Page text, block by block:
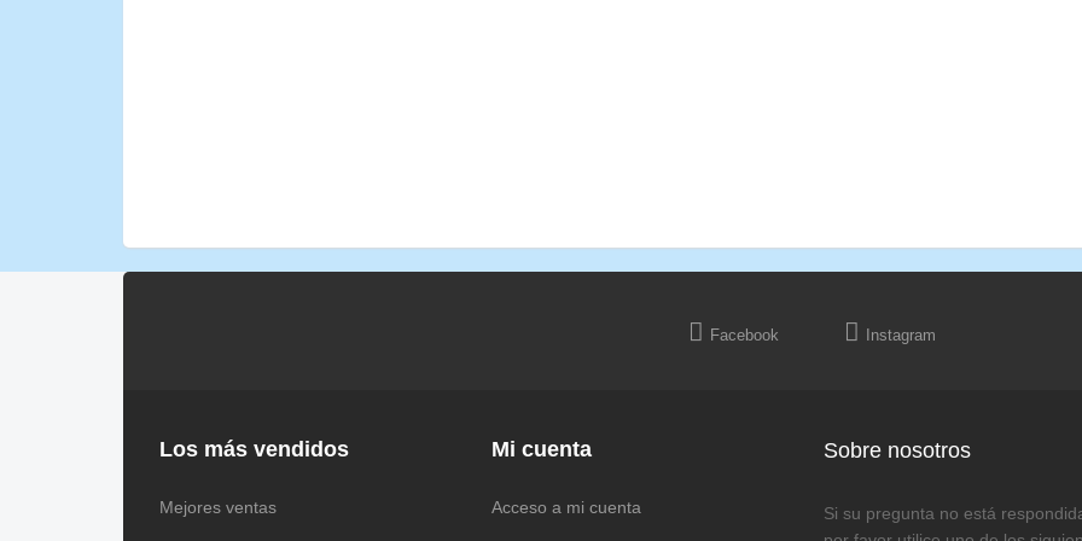
Facebook Instagram
Los más vendidos
Mejores ventas
Mi cuenta
Acceso a mi cuenta
Sobre nosotros
Si su pregunta no está